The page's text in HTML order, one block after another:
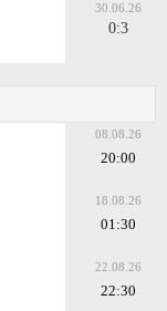
30.06.26
0:3
08.08.26
20:00
18.08.26
01:30
22.08.26
22:30